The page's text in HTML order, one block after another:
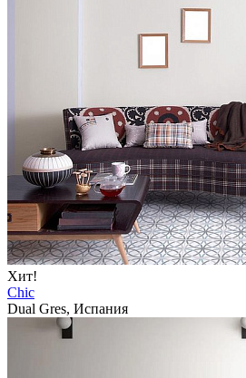
Хит!
Chic
Dual Gres, Испания